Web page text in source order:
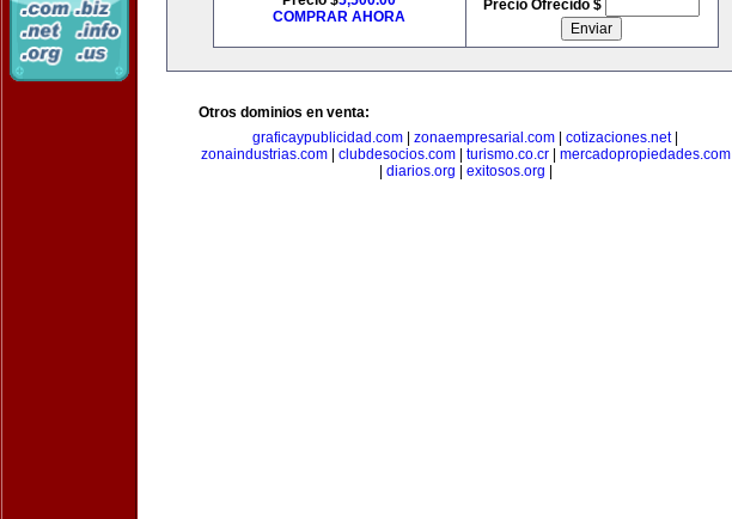
COMPRAR AHORA
Precio Ofrecido $
Otros dominios en venta:
graficaypublicidad.com
zonaempresarial.com cotizaciones.net|
zonaindustrias.com| clubdesocios.com| turismo.co.cr| mercadopropiedades.com
diarios.org exitosos.org